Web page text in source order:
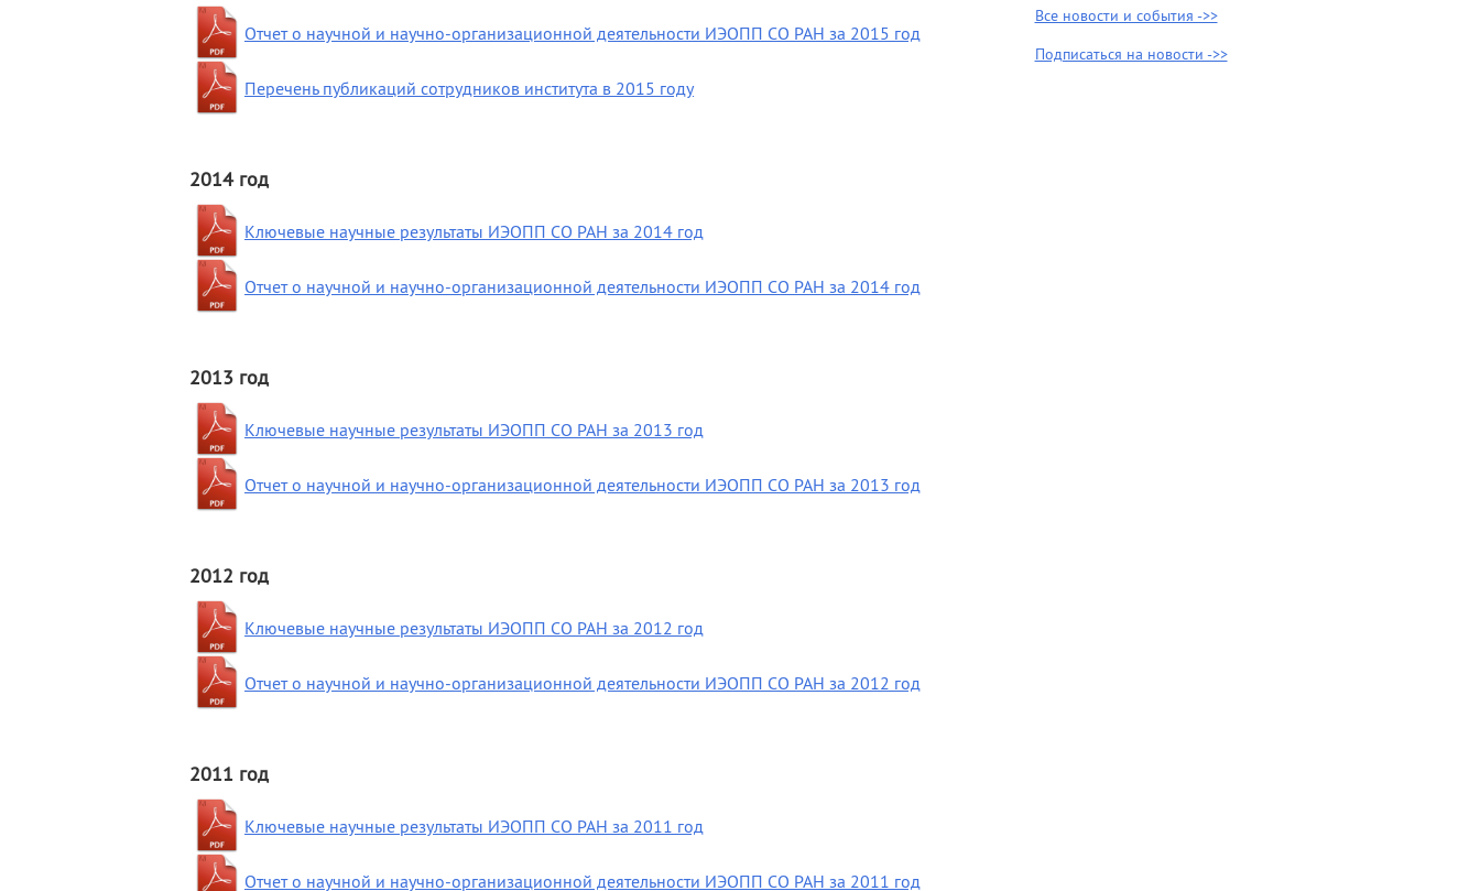
Отчет о научной и научно-организационной деятельности ИЭОПП СО РАН за 2015 год
Перечень публикаций сотрудников института в 2015 году
2014 год
Ключевые научные результаты ИЭОПП СО РАН за 2014 год
Отчет о научной и научно-организационной деятельности ИЭОПП СО РАН за 2014 год
2013 год
Ключевые научные результаты ИЭОПП СО РАН за 2013 год
Отчет о научной и научно-организационной деятельности ИЭОПП СО РАН за 2013 год
2012 год
Ключевые научные результаты ИЭОПП СО РАН за 2012 год
Отчет о научной и научно-организационной деятельности ИЭОПП СО РАН за 2012 год
2011 год
Ключевые научные результаты ИЭОПП СО РАН за 2011 год
Отчет о научной и научно-организационной деятельности ИЭОПП СО РАН за 2011 год
Все новости и события ->>
Подписаться на новости ->>